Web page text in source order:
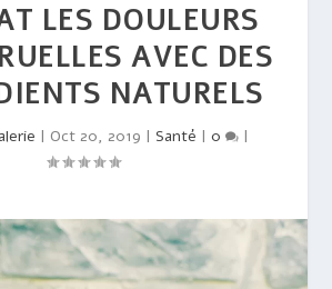
LES DOULEURS
AVEC DES
NATURELS
| Oct 20, 2019 | Santé | 0 |